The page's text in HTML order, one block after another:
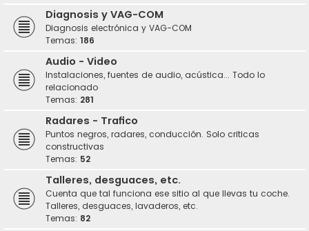
Diagnosis y VAG-COM
Diagnosis electrónica y VAG-COM
Temas: 186
Audio - Video
Instalaciones, fuentes de audio, acústica... Todo lo
relacionado
Temas: 281
Radares - Trafico
Puntos negros, radares, conducción. Solo criticas
constructivas
Temas: 52
Talleres, desguaces, etc.
Cuenta que tal funciona ese sitio al que llevas tu coche.
Talleres, desguaces, lavaderos, etc.
Temas: 82